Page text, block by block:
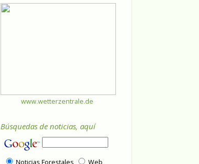
www.wetterzentrale.de
Búsquedas de noticias, aquí
Noticias Forestales Web